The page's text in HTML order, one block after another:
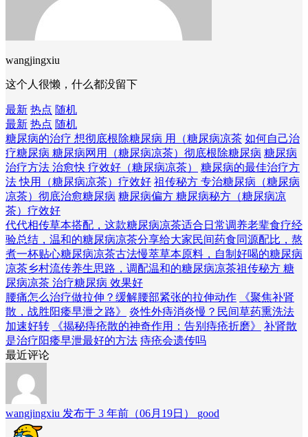
wangjingxiu
这个人很懒，什么都没留下
最新 热点 随机
最新 热点 随机
糖尿病的治疗 想彻底根除糖尿病 用（糖尿病凉茶 如何自己治
疗糖尿病 糖尿病网用（糖尿病凉茶）彻底根除糖尿病 糖尿病
治疗方法 治愈快 疗效好（糖尿病凉茶）
糖尿病的最佳治疗方
法 快用（糖尿病凉茶）疗效好 祖传秘方 专治糖尿病（糖尿病
凉茶）彻底治愈糖尿病 糖尿病偏方 糖尿病秘方（糖尿病凉
茶）疗效好
代代相传草本搭配，这款糖尿病凉茶适合日常调养老辈食疗经
验总结，温和的糖尿病凉茶分享给大家民间药食同源配比，熬
煮一杯贴心糖尿病凉茶古法慢萃草本原料，自制好喝的糖尿病
凉茶乡村流传养生思路，调配温和的糖尿病凉茶祖传秘方 糖
尿病凉茶 治疗糖尿病 效果好
腰痛怎么治疗做拉伸？缓解腰部紧张的拉伸动作
《聚焦补肾
散，战胜阳痿早泄之路》
炎性外痔消炎慢？民间草药熏洗法
加速好转
《揭秘痔疮散的神奇作用：告别痔疮折磨》
补肾散
是治疗阳痿早泄最好的方法 痔疮会遗传吗
最近评论
wangjingxiu 发布于 3 年前（06月19日） good